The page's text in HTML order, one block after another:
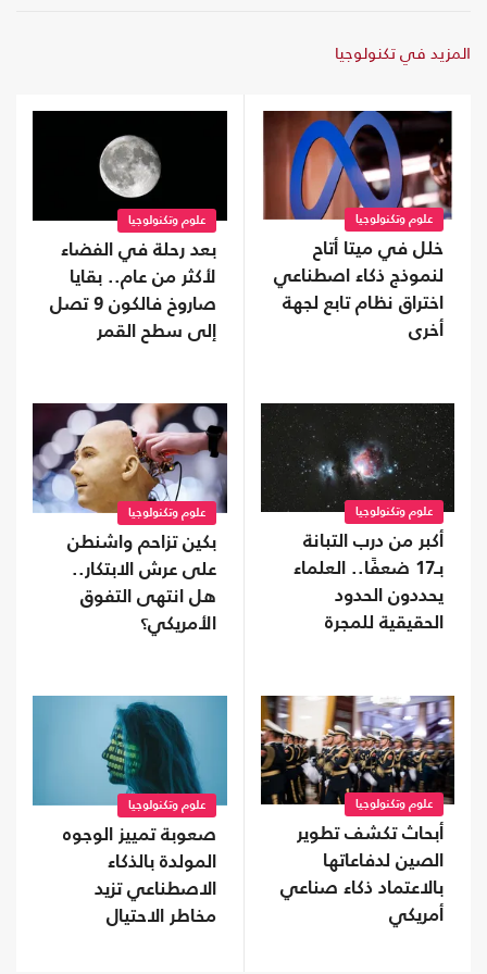
المزيد في تكنولوجيا
علوم وتكنولوجيا
خلل في ميتا أتاح
لنموذج ذكاء اصطناعي
اختراق نظام تابع لجهة
أخرى
علوم وتكنولوجيا
بعد رحلة في الفضاء
لأكثر من عام.. بقايا
صاروخ فالكون 9 تصل
إلى سطح القمر
علوم وتكنولوجيا
أكبر من درب التبانة
بـ17 ضعفًا.. العلماء
يحددون الحدود
الحقيقية للمجرة
علوم وتكنولوجيا
بكين تزاحم واشنطن
على عرش الابتكار..
هل انتهى التفوق
الأمريكي؟
علوم وتكنولوجيا
أبحاث تكشف تطوير
الصين لدفاعاتها
بالاعتماد ذكاء صناعي
أمريكي
علوم وتكنولوجيا
صعوبة تمييز الوجوه
المولدة بالذكاء
الاصطناعي تزيد
مخاطر الاحتيال